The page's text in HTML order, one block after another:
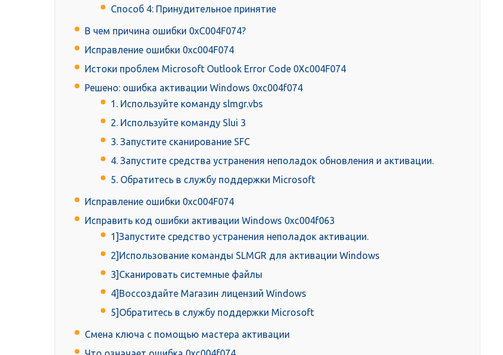
Способ 4: Принудительное принятие
В чем причина ошибки 0xC004F074?
Исправление ошибки 0xc004F074
Истоки проблем Microsoft Outlook Error Code 0Xc004F074
Решено: ошибка активации Windows 0xc004f074
1. Используйте команду slmgr.vbs
2. Используйте команду Slui 3
3. Запустите сканирование SFC
4. Запустите средства устранения неполадок обновления и активации.
5. Обратитесь в службу поддержки Microsoft
Исправление ошибки 0xc004F074
Исправить код ошибки активации Windows 0xc004f063
1]Запустите средство устранения неполадок активации.
2]Использование команды SLMGR для активации Windows
3]Сканировать системные файлы
4]Воссоздайте Магазин лицензий Windows
5]Обратитесь в службу поддержки Microsoft
Смена ключа с помощью мастера активации